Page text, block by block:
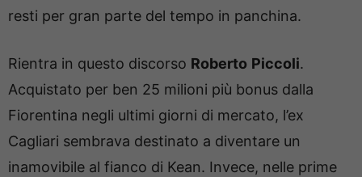
resti per gran parte del tempo in panchina.
Rientra in questo discorso Roberto Piccoli.
Acquistato per ben 25 milioni più bonus dalla
Fiorentina negli ultimi giorni di mercato, l’ex
Cagliari sembrava destinato a diventare un
inamovibile al fianco di Kean. Invece, nelle prime